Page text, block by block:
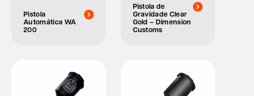
Pistola
Automática WA
200
Pistola de
Gravidade Clear
Gold – Dimension
Customs